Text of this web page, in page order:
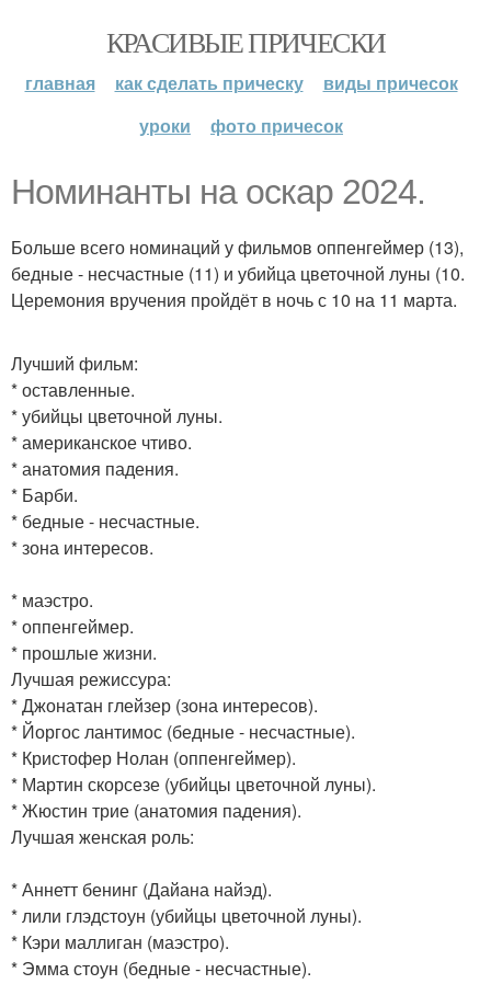
КРАСИВЫЕ ПРИЧЕСКИ
главная как сделать прическу
виды причесок
уроки
фото причесок
Номинанты на оскар 2024.
Больше всего номинаций у фильмов оппенгеймер (13),
бедные - несчастные (11) и убийца цветочной луны (10.
Церемония вручения пройдёт в ночь с 10 на 11 марта.
Лучший фильм:
* оставленные.
* убийцы цветочной луны.
* американское чтиво.
* анатомия падения.
* Барби.
* бедные - несчастные.
* зона интересов.
* маэстро.
* оппенгеймер.
* прошлые жизни.
Лучшая режиссура:
* Джонатан глейзер (зона интересов).
* Йоргос лантимос (бедные - несчастные).
* Кристофер Нолан (оппенгеймер).
* Мартин скорсезе (убийцы цветочной луны).
* Жюстин трие (анатомия падения).
Лучшая женская роль:
* Аннетт бенинг (Дайана найэд).
* лили глэдстоун (убийцы цветочной луны).
* Кэри маллиган (маэстро).
* Эмма стоун (бедные - несчастные).